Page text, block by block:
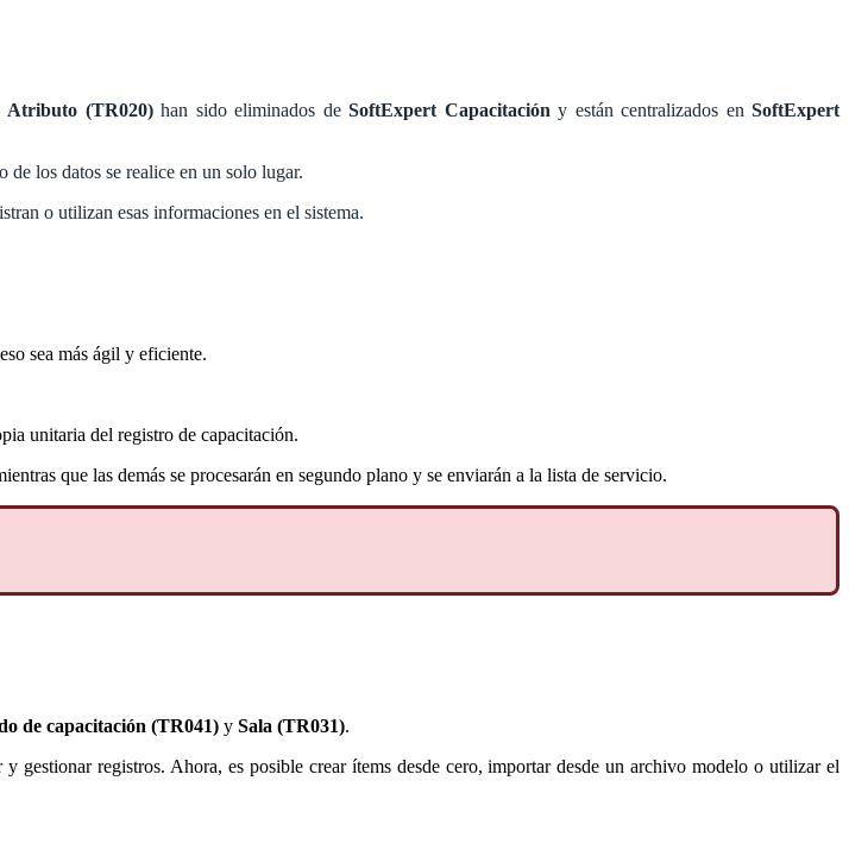
Atributo (TR020)han sido eliminados de SoftExpert Capacitación y están centralizados en SoftExpert
los datos se realice en un solo lugar.
o utilizan esas informaciones en el sistema.
sea más ágil y eficiente.
unitaria del registro de capacitación.
que las demás se procesarán en segundo plano y se enviarán a la lista de servicio.
de capacitación (TR041) y Sala (TR031).
registros. Ahora, es posible crear ítems desde cero, importar desde un archivo modelo o utilizar el